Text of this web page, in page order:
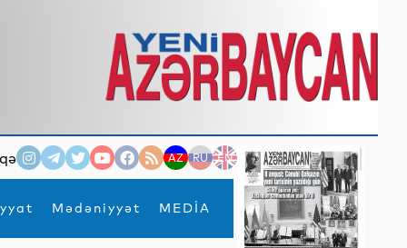
AZ RU EN
Mədəniyyət MEDİA